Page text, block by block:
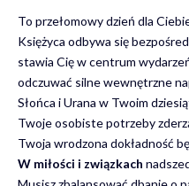
To przełomowy dzień dla
Księżyca odbywa się
stawia Cię w centrum
odczuwać silne wewnętrzne
Słońca i Urana w Twoim
Twoje osobiste potrzeby
Twoja wrodzona dokładność
W miłości i związkach